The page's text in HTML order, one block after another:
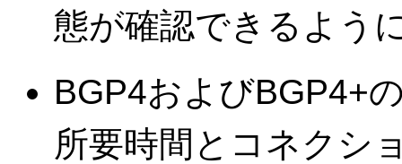
態が確認できるよう
BGP4およびBGP4+
所要時間とコネクシ